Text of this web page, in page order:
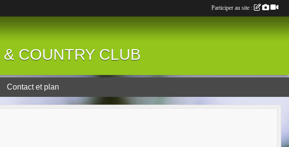
COUNTRY CLUB
Contact et plan
Participer au site :